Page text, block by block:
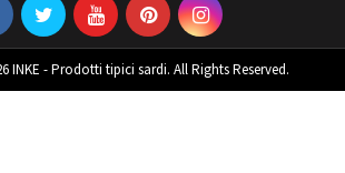
INKE - Prodotti tipici sardi. All Rights Reserved.